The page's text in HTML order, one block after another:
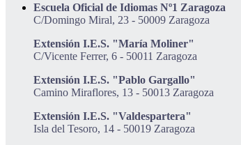
Escuela Oficial de Idiomas Nº1 Zaragoza
C/Domingo Miral, 23 - 50009 Zaragoza
Extensión I.E.S. "María Moliner"
C/Vicente Ferrer, 6 - 50011 Zaragoza
Extensión I.E.S. "Pablo Gargallo"
Camino Miraflores, 13 - 50013 Zaragoza
Extensión I.E.S. "Valdespartera"
Isla del Tesoro, 14 - 50019 Zaragoza